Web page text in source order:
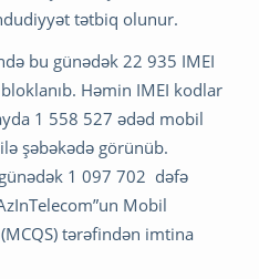
tətbiq olunur.
bu günədək 22 935 IMEI
Həmin IMEI kodlar
1 558 527 ədəd mobil
şəbəkədə görünüb.
1 097 702 dəfə
Mobil
tərəfindən imtina